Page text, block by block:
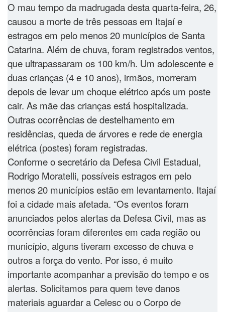
O mau tempo da madrugada desta quarta-feira, 26,
causou a morte de três pessoas em Itajaí e
estragos em pelo menos 20 municípios de Santa
Catarina. Além de chuva, foram registrados ventos,
que ultrapassaram os 100 km/h. Um adolescente e
duas crianças (4 e 10 anos), irmãos, morreram
depois de levar um choque elétrico após um poste
cair. As mãe das crianças está hospitalizada.
Outras ocorrências de destelhamento em
residências, queda de árvores e rede de energia
elétrica (postes) foram registradas.
Conforme o secretário da Defesa Civil Estadual,
Rodrigo Moratelli, possíveis estragos em pelo
menos 20 municípios estão em levantamento. Itajaí
foi a cidade mais afetada. “Os eventos foram
anunciados pelos alertas da Defesa Civil, mas as
ocorrências foram diferentes em cada região ou
município, alguns tiveram excesso de chuva e
outros a força do vento. Por isso, é muito
importante acompanhar a previsão do tempo e os
alertas. Solicitamos para quem teve danos
materiais aguardar a Celesc ou o Corpo de